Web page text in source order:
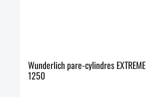
Wunderlich pare-cylindres
1250